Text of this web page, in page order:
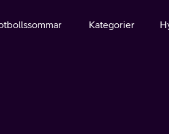
Kategorier